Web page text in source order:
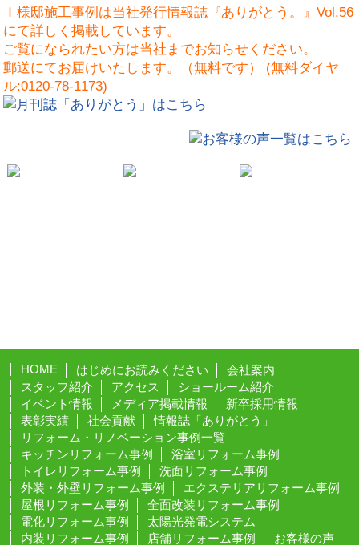
Ｉ様邸施工事例は当社発行情報誌『ありがとう。』Vol.56
にて詳しく掲載しています。
ご覧になられたい方は当社までお知らせください。
郵送にてお届けいたします。（無料です） (無料ダイヤ
ル:0120-78-1173)
HOME はじめにお読みください
会社案内
スタッフ紹介
アクセス
ショールーム紹介
イベント情報
メディア掲載情報
新卒採用情報
表彰実績
社会貢献
情報誌「ありがとう」
リフォーム・リノベーション事例一覧
キッチンリフォーム事例
浴室リフォーム事例
トイレリフォーム事例
洗面リフォーム事例
外装・外壁リフォーム事例
エクステリアリフォーム事例
屋根リフォーム事例
全面改装リフォーム事例
電化リフォーム事例
太陽光発電システム
内装リフォーム事例
店舗リフォーム事例 お客様の声